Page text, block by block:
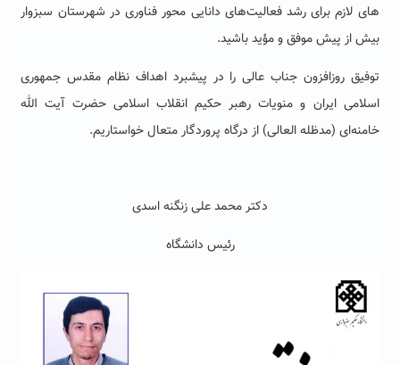
های لازم برای رشد فعالیت‌های دانایی محور فناوری در شهرستان سبزوار
بیش از پیش موفق و مؤید باشید.
توفیق روزافزون جناب‌ عالی را در پیشبرد اهداف نظام مقدس جمهوری
اسلامی ایران و منویات رهبر حکیم انقلاب اسلامی حضرت آیت الله
خامنه‌ای (مدظله العالی) از درگاه پروردگار متعال خواستاریم.
دکتر محمد علی زنگنه اسدی
رئیس دانشگاه